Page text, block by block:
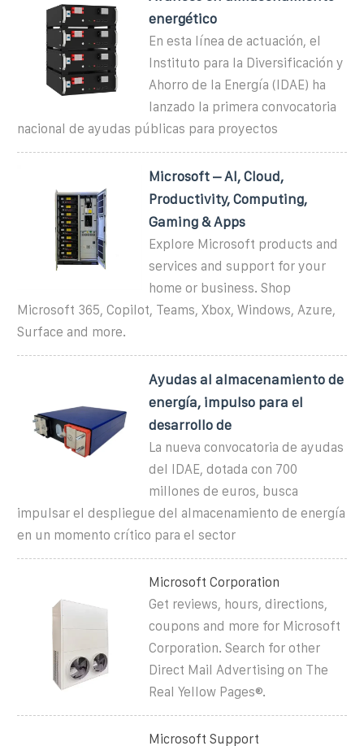
energético
En esta línea de actuación, el
Instituto para la Diversificación y
Ahorro de la Energía (IDAE) ha
lanzado la primera convocatoria
nacional de ayudas públicas para proyectos
Microsoft – AI, Cloud,
Productivity, Computing,
Gaming & Apps
Explore Microsoft products and
services and support for your
home or business. Shop
Microsoft 365, Copilot, Teams, Xbox, Windows, Azure,
Surface and more.
Ayudas al almacenamiento de
energía, impulso para el
desarrollo de
La nueva convocatoria de ayudas
del IDAE, dotada con 700
millones de euros, busca
impulsar el despliegue del almacenamiento de energía
en un momento crítico para el sector
Microsoft Corporation
Get reviews, hours, directions,
coupons and more for Microsoft
Corporation. Search for other
Direct Mail Advertising on The
Real Yellow Pages®.
Microsoft Support